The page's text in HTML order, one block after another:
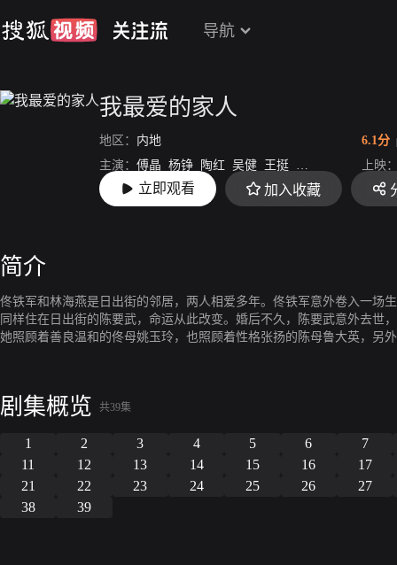
导航
我最爱的家人
地区： 内地
6.1分
主演： 傅晶 杨铮 陶红 吴健 王挺 冯晖 傅淼
上映
导演： 曲有为
立即观看 加入收藏
简介
佟铁军和林海燕是日出街的邻居，两人相爱多年。佟铁军意外卷入一场
同样住在日出街的陈要武，命运从此改变。婚后不久，陈要武意外去世
她照顾着善良温和的佟母姚玉玲，也照顾着性格张扬的陈母鲁大英，另
剧集概览 共39集
1 2 3 4 5 6
7
11
12 13 14 15 16
17
21
22 23 24 25 26
27
38
39